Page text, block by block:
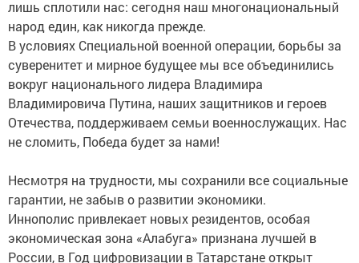
лишь сплотили нас: сегодня наш многонациональный
народ един, как никогда прежде.
В условиях Специальной военной операции, борьбы за
суверенитет и мирное будущее мы все объединились
вокруг национального лидера Владимира
Владимировича Путина, наших защитников и героев
Отечества, поддерживаем семьи военнослужащих. Нас
не сломить, Победа будет за нами!
Несмотря на трудности, мы сохранили все социальные
гарантии, не забыв о развитии экономики.
Иннополис привлекает новых резидентов, особая
экономическая зона «Алабуга» признана лучшей в
России, в Год цифровизации в Татарстане открыт